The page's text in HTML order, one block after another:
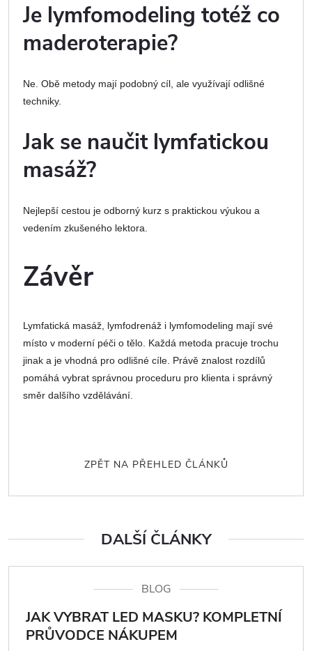
Je lymfomodeling totéž co
maderoterapie?
Ne. Obě metody mají podobný cíl, ale využívají odlišné
techniky.
Jak se naučit lymfatickou
masáž?
Nejlepší cestou je odborný kurz s praktickou výukou a
vedením zkušeného lektora.
Závěr
Lymfatická masáž, lymfodrenáž i lymfomodeling mají své
místo v moderní péči o tělo. Každá metoda pracuje trochu
jinak a je vhodná pro odlišné cíle. Právě znalost rozdílů
pomáhá vybrat správnou proceduru pro klienta i správný
směr dalšího vzdělávání.
ZPĚT NA PŘEHLED ČLÁNKŮ
DALŠÍ ČLÁNKY
BLOG
JAK VYBRAT LED MASKU? KOMPLETNÍ
PRŮVODCE NÁKUPEM